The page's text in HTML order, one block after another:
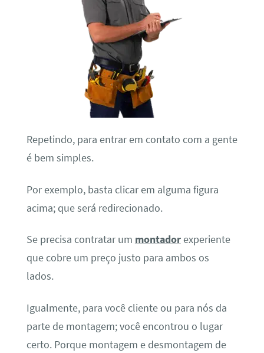
Repetindo, para entrar em contato com a gente
é bem simples.
Por exemplo, basta clicar em alguma figura
acima; que será redirecionado.
Se precisa contratar um montadorexperiente
que cobre um preço justo para ambos os
lados.
Igualmente, para você cliente ou para nós da
parte de montagem; você encontrou o lugar
certo. Porque montagem e desmontagem de